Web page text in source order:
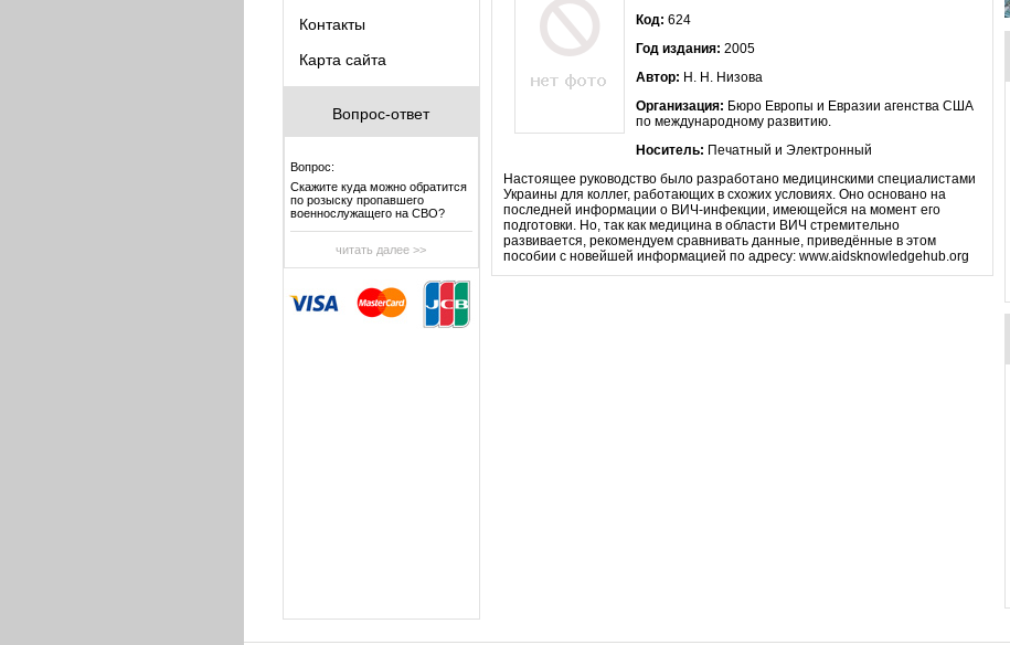
Контакты
Карта сайта
Вопрос-ответ
Вопрос:
Скажите куда можно обратится
по розыску пропавшего
военнослужащего на СВО?
читать далее >>
Код: 624
Год издания: 2005
Автор: Н. Н. Низова
Организация: Бюро Европы и Евразии агенства США
по международному развитию.
Носитель: Печатный и Электронный
Настоящее руководство было разработано медицинскими специалистами
Украины для коллег, работающих в схожих условиях. Оно основано на
последней информации о ВИЧ-инфекции, имеющейся на момент его
подготовки. Но, так как медицина в области ВИЧ стремительно
развивается, рекомендуем сравнивать данные, приведённые в этом
пособии с новейшей информацией по адресу: www.aidsknowledgehub.org